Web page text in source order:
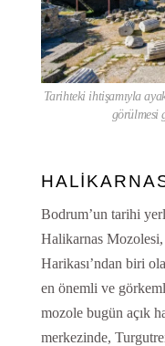
Tarihteki ihtişamıyla
görülmesi
Bodrum’un tarihi
Halikarnas
Harikası’ndan biri
en önemli ve
mozole bugün açık
merkezinde,